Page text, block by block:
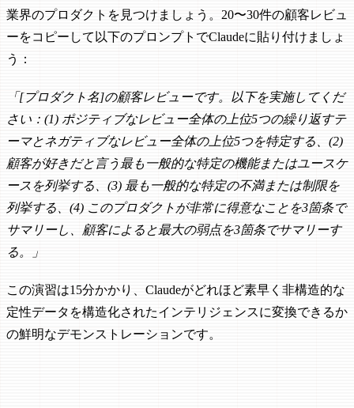
業界のプロダクトを見つけましょう。20〜30件の顧客レビュ
ーをコピーして以下のプロンプトでClaudeに貼り付けましょ
う：
「[プロダクト名]の顧客レビューです。以下を実施してくだ
さい：(1) ポジティブなレビュー全体の上位5つの繰り返すテ
ーマとネガティブなレビュー全体の上位5つを特定する、(2)
顧客が好きだと言う最も一般的な特定の機能またはユースケ
ースを列挙する、(3) 最も一般的な特定の不満または制限を
列挙する、(4) このプロダクトが非常に得意なことを3箇条で
サマリーし、顧客によると最大の弱点を3箇条でサマリーす
る。」
この演習は15分かかり、Claudeがどれほど素早く非構造的な
定性データを構造化されたインテリジェンスに変換できるか
の鮮明なデモンストレーションです。